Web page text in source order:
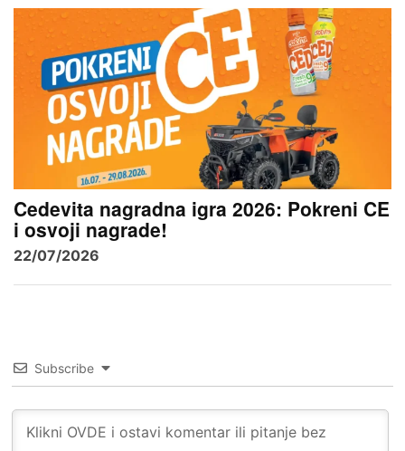
Cedevita nagradna igra 2026: Pokreni CE
i osvoji nagrade!
22/07/2026
Subscribe